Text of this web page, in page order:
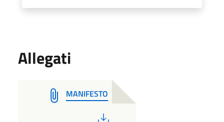
Allegati
MANIFESTO